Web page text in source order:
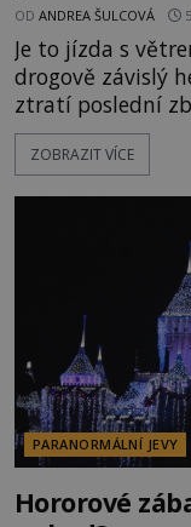
OD ANDREA ŠULCOVÁ
Je to jízda s
drogově závislý
ztratí poslední
po silnicích ve
řetězu. Vše
následně
momentem se
ZOBRAZIT VÍCE
PARANORMÁLNÍ JEVY
Hororové